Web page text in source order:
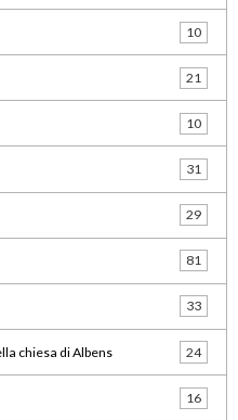
10
21
10
31
29
81
33
chiesa di Albens 24
16